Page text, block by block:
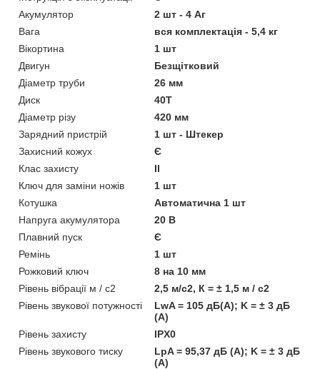
Акумулятор
2 шт - 4 Аг
Вага
вся комплектація - 5,4 кг
Вікортина
1 шт
Двигун
Безщітковий
Діаметр труби
26 мм
Диск
40Т
Діаметр різу
420 мм
Зарядний пристрій
1 шт - Штекер
Захисний кожух
Є
Клас захисту
II
Ключ для заміни ножів
1 шт
Котушка
Автоматична 1 шт
Напруга акумулятора
20 В
Плавний пуск
Є
Ремінь
1 шт
Рожковий ключ
8 на 10 мм
Рівень вібрації м / с2
2,5 м/с2, К = ± 1,5 м / с2
Рівень звукової потужності
LwA = 105 дБ(А); K = ± 3 дБ
(А)
Рівень захисту
IPX0
Рівень звукового тиску
LpA = 95,37 дБ (А); K = ± 3 дБ
(А)